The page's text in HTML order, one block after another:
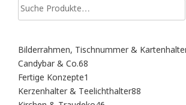
Bilderrahmen, Tischnummer &
Candybar & Co.68
Fertige Konzepte1
Produkt
Kerzenhalter & Teelichthalter88